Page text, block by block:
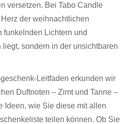
versetzen. Bei Tabo Candle
der weihnachtlichen
funkelnden Lichtern und
sondern in der unsichtbaren
Leitfaden erkunden wir
Duftnoten – Zimt und Tanne –
Ideen, wie Sie diese mit allen
teilen können. Ob Sie